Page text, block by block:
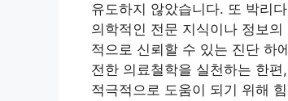
유도하지 않았습니다. 또 박리
의학적인 전문 지식이나 정보
적으로 신뢰할 수 있는 진단 하
전한 의료철학을 실천하는 한
적극적으로 도움이 되기 위해